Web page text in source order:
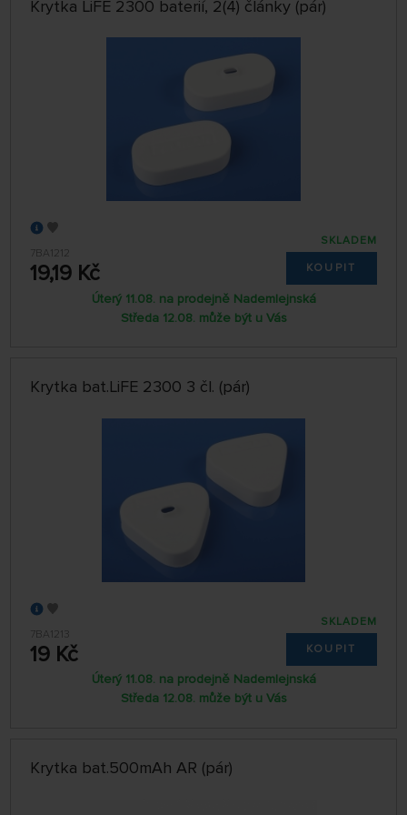
Krytka LiFE 2300 baterií, 2(4) články (pár)
7BA1212
19,19 Kč
SKLADEM
KOUPIT
Úterý 11.08. na prodejně Nademlejnská
Středa 12.08. může být u Vás
Krytka bat.LiFE 2300 3 čl. (pár)
7BA1213
19 Kč
SKLADEM
KOUPIT
Úterý 11.08. na prodejně Nademlejnská
Středa 12.08. může být u Vás
Krytka bat.500mAh AR (pár)